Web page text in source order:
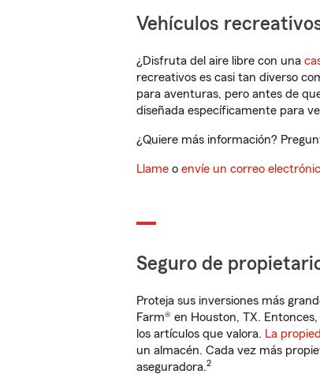
Vehículos
¿Disfruta del aire libre con una
recreativos es casi tan diverso
para aventuras, pero antes de
diseñada específicamente para
¿Quiere más información?
Llame o envíe un correo
Seguro de
Proteja sus inversiones más
Farm® en Houston, TX.
los artículos que valora. La
un almacén. Cada vez más
aseguradora.2